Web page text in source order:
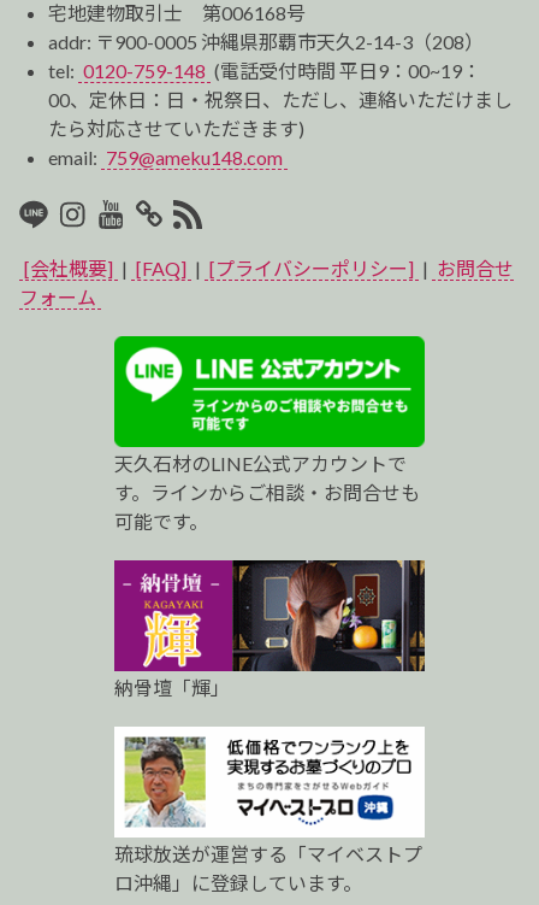
宅地建物取引士 第006168号
addr: 〒900-0005 沖縄県那覇市天久2-14-3（208）
tel: 0120-759-148 (電話受付時間 平日9：00~19：
00、定休日：日・祝祭日、ただし、連絡いただけまし
たら対応させていただきます)
email: 759@ameku148.com
LINEInstagram
Youtube
マ
イ
ス
ト
ロ
RSS2
[会社概要] | [FAQ] | [プライバシーポリシー] | お問合せ
フォーム
天久石材のLINE公式アカウントで
す。ラインからご相談・お問合せも
可能です。
納骨壇「輝」
琉球放送が運営する「マイベストプ
ロ沖縄」に登録しています。